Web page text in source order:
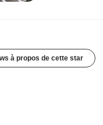
à propos de cette star